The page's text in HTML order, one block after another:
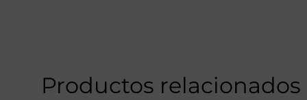
Productos relacionados